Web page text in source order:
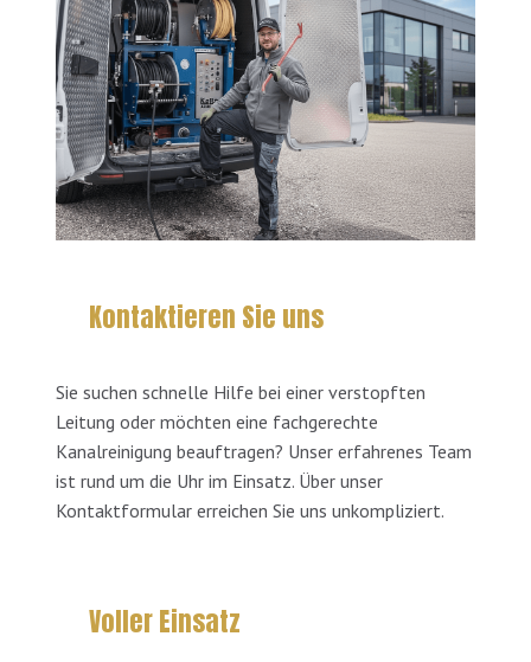
Kontaktieren Sie uns
Sie suchen schnelle Hilfe bei einer verstopften
Leitung oder möchten eine fachgerechte
Kanalreinigung beauftragen? Unser erfahrenes Team
ist rund um die Uhr im Einsatz. Über unser
Kontaktformular erreichen Sie uns unkompliziert.
Voller Einsatz